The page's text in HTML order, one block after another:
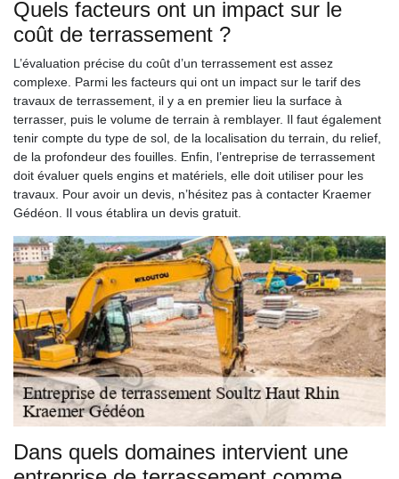
Quels facteurs ont un impact sur le
coût de terrassement ?
L’évaluation précise du coût d’un terrassement est assez
complexe. Parmi les facteurs qui ont un impact sur le tarif des
travaux de terrassement, il y a en premier lieu la surface à
terrasser, puis le volume de terrain à remblayer. Il faut également
tenir compte du type de sol, de la localisation du terrain, du relief,
de la profondeur des fouilles. Enfin, l’entreprise de terrassement
doit évaluer quels engins et matériels, elle doit utiliser pour les
travaux. Pour avoir un devis, n’hésitez pas à contacter Kraemer
Gédéon. Il vous établira un devis gratuit.
Dans quels domaines intervient une